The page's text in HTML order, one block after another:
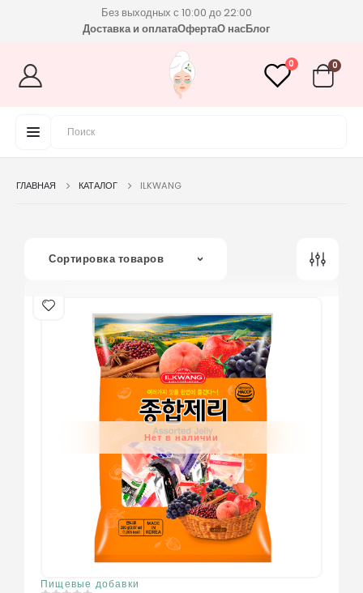
Без выходных с 10:00 до 22:00
Доставка и оплатаОфертаО насБлог
0 0
ГЛАВНАЯ КАТАЛОГ ILKWANG
Сортировка товаров
Нет в наличии
Пищевые добавки